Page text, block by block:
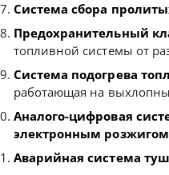
Система сбора
Предохранительный
топливной системы от
Система подогрева
работающая на
Аналого-цифровая
электронным розжигом
Аварийная система